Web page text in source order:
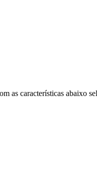
as características abaixo